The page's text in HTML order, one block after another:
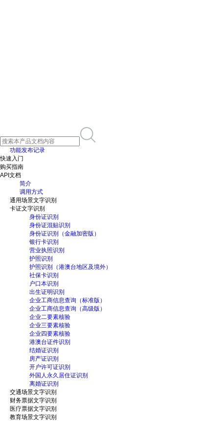
功能发布记录
快速入门
购买指南
API文档
简介
调用方式
通用场景文字识别
卡证文字识别
身份证识别
身份证混贴识别
身份证识别（金融加密版）
银行卡识别
营业执照识别
护照识别
护照识别（港澳台地区及境外）
社保卡识别
户口本识别
出生证明识别
企业工商信息查询（标准版）
企业工商信息查询（高级版）
企业二要素核验
企业三要素核验
企业四要素核验
港澳台证件识别
结婚证识别
房产证识别
开户许可证识别
外国人永久居住证识别
离婚证识别
交通场景文字识别
财务票据文字识别
医疗票据文字识别
教育场景文字识别